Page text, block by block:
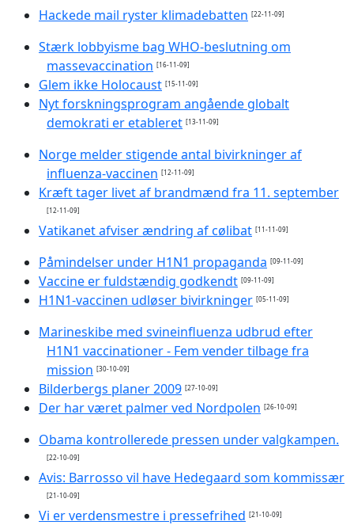
Hackede mail ryster klimadebatten [22-11-09]
Stærk lobbyisme bag WHO-beslutning om
massevaccination [16-11-09]
Glem ikke Holocaust [15-11-09]
Nyt forskningsprogram angående globalt
demokrati er etableret [13-11-09]
Norge melder stigende antal bivirkninger af
influenza-vaccinen [12-11-09]
Kræft tager livet af brandmænd fra 11. september
[12-11-09]
Vatikanet afviser ændring af cølibat [11-11-09]
Påmindelser under H1N1 propaganda [09-11-09]
Vaccine er fuldstændig godkendt [09-11-09]
H1N1-vaccinen udløser bivirkninger [05-11-09]
Marineskibe med svineinfluenza udbrud efter
H1N1 vaccinationer - Fem vender tilbage fra
mission [30-10-09]
Bilderbergs planer 2009 [27-10-09]
Der har været palmer ved Nordpolen [26-10-09]
Obama kontrollerede pressen under valgkampen.
[22-10-09]
Avis: Barrosso vil have Hedegaard som kommissær
[21-10-09]
Vi er verdensmestre i pressefrihed [21-10-09]